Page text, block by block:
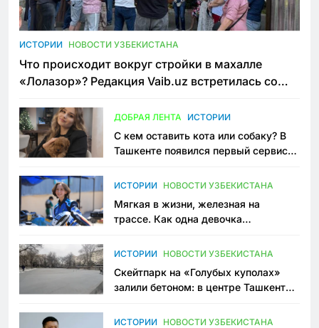
ИСТОРИИ НОВОСТИ УЗБЕКИСТАНА
Что происходит вокруг стройки в махалле
«Лолазор»? Редакция Vaib.uz встретилась со
ДОБРАЯ ЛЕНТА ИСТОРИИ
С кем оставить кота или собаку? В
Ташкенте появился первый сервис
ИСТОРИИ НОВОСТИ УЗБЕКИСТАНА
Мягкая в жизни, железная на
трассе. Как одна девочка
Узбекистане
ИСТОРИИ НОВОСТИ УЗБЕКИСТАНА
Скейтпарк на «Голубых куполах»
залили бетоном: в центре Ташкента
пространство
ИСТОРИИ НОВОСТИ УЗБЕКИСТАНА